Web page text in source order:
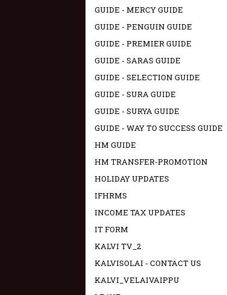
GUIDE - MERCY GUIDE
GUIDE - PENGUIN GUIDE
GUIDE - PREMIER GUIDE
GUIDE - SARAS GUIDE
GUIDE - SELECTION GUIDE
GUIDE - SURA GUIDE
GUIDE - SURYA GUIDE
GUIDE - WAY TO SUCCESS GUIDE
HM GUIDE
HM TRANSFER-PROMOTION
HOLIDAY UPDATES
IFHRMS
INCOME TAX UPDATES
IT FORM
KALVI TV_2
KALVISOLAI - CONTACT US
KALVI_VELAIVAIPPU